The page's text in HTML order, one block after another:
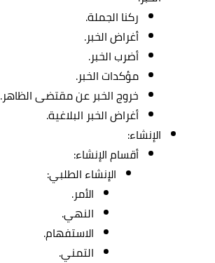
ركنا الجملة.
أغراض الخبر.
أضرب الخبر.
مؤكدات الخبر.
خروج الخبر عن مقتضى الظاهر.
أغراض الخبر البلاغية.
الإنشاء:
أقسام الإنشاء:
الإنشاء الطلبي:
الأمر.
النهي.
الاستفهام.
التمني.